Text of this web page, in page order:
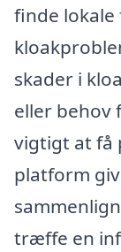
finde
skader i
eller behov
vigtigt at få
platform
træffe en